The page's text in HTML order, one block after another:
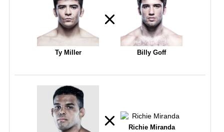
Ty Miller Billy Goff
Richie Miranda